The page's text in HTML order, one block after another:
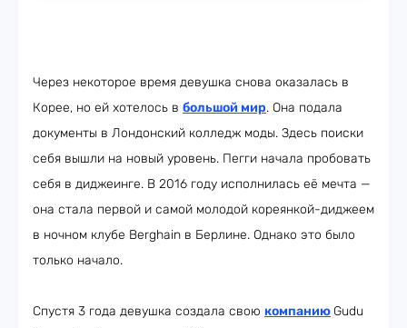
Через некоторое время девушка снова оказалась в
Корее, но ей хотелось в большой мир. Она подала
документы в Лондонский колледж моды. Здесь поиски
себя вышли на новый уровень. Пегги начала пробовать
себя в диджеинге. В 2016 году исполнилась её мечта —
она стала первой и самой молодой кореянкой-диджеем
в ночном клубе Berghain в Берлине. Однако это было
только начало.
Спустя 3 года девушка создала свою компанию Gudu